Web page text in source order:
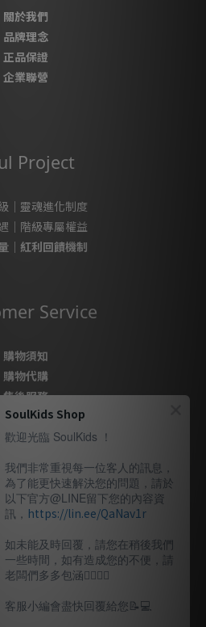
關於我們
品牌理念
正品保證
企業聯營
Project
｜靈魂進化制度
｜階級專屬權益
｜紅利回饋機制
Service
購物須知
購物代購
售後服務
隱私政策
Us
桃園市桃園區復興路69號
03-337-1777
：＠soulkids
SoulKids Shop
歡迎光臨 SoulKids ！
我們非常重視每一位客人的訊息，
為了能更快速解決您的問題，請於
以下官方@LINE留下您的內容資
訊， https://lin.ee/QaNav1r
如未能及時回覆，請您在稍後我們
一些時間，如有造成您的不便，請
老闆們多多包涵🙇🏽‍🙇‍♀️
客服小編會盡快回覆給您📝💻️